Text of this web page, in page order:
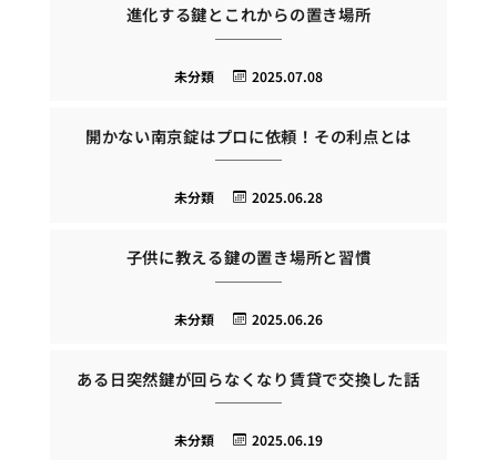
進化する鍵とこれからの置き場所
2025.07.08
未分類
開かない南京錠はプロに依頼！その利点とは
2025.06.28
未分類
子供に教える鍵の置き場所と習慣
2025.06.26
未分類
ある日突然鍵が回らなくなり賃貸で交換した話
2025.06.19
未分類